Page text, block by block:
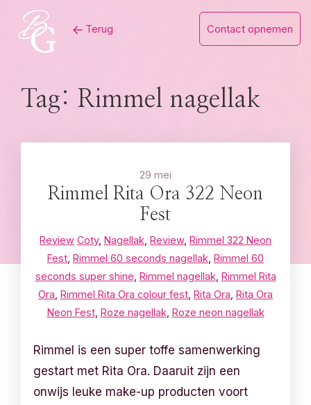
content
Terug Contact opnemen
Tag: Rimmel nagellak
29 mei
Rimmel Rita Ora 322 Neon
Fest
Review Coty, Nagellak Review, Rimmel 322 Neon
Fest Rimmel 60 seconds nagellak Rimmel 60
seconds super shine Rimmel nagellak Rimmel Rita
Ora Rimmel Rita Ora colour fest Rita Ora Rita Ora
Neon Fest, Roze nagellak Roze neon nagellak
Rimmel is een super toffe samenwerking
gestart met Rita Ora. Daaruit zijn een
onwijs leuke make-up producten voort